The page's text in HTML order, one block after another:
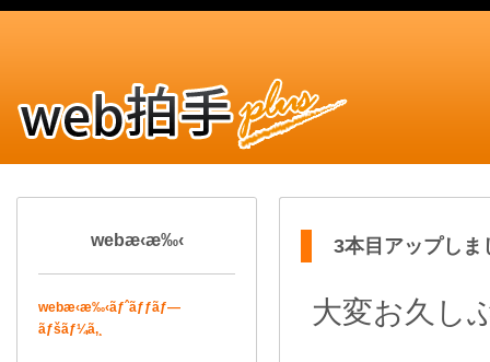
webæ‹æ‰‹
webæ‹æ‰‹ãƒˆãƒƒãƒ—
ãƒšãƒ¼ã‚¸
3本目アップしま
大変お久し